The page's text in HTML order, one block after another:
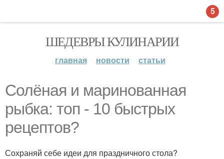
ШЕДЕВРЫ КУЛИНАРИИ
главная новости статьи
Солёная и маринованная
рыбка: топ - 10 быстрых
рецептов?
Сохраняй себе идеи для праздничного стола?
5